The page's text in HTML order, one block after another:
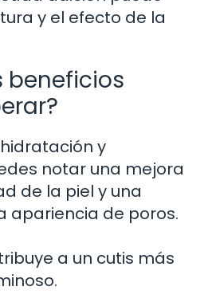
y el efecto de la
beneficios
y
notar una mejora
de la piel y una
apariencia de poros.
a un cutis más